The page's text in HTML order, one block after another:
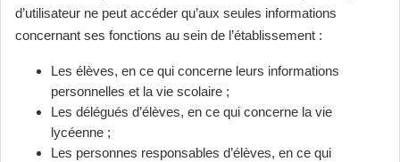
d’utilisateur ne peut accéder qu’aux seules informations
concernant ses fonctions au sein de l’établissement :
Les élèves, en ce qui concerne leurs informations
personnelles et la vie scolaire ;
Les délégués d’élèves, en ce qui concerne la vie
lycéenne ;
Les personnes responsables d’élèves, en ce qui